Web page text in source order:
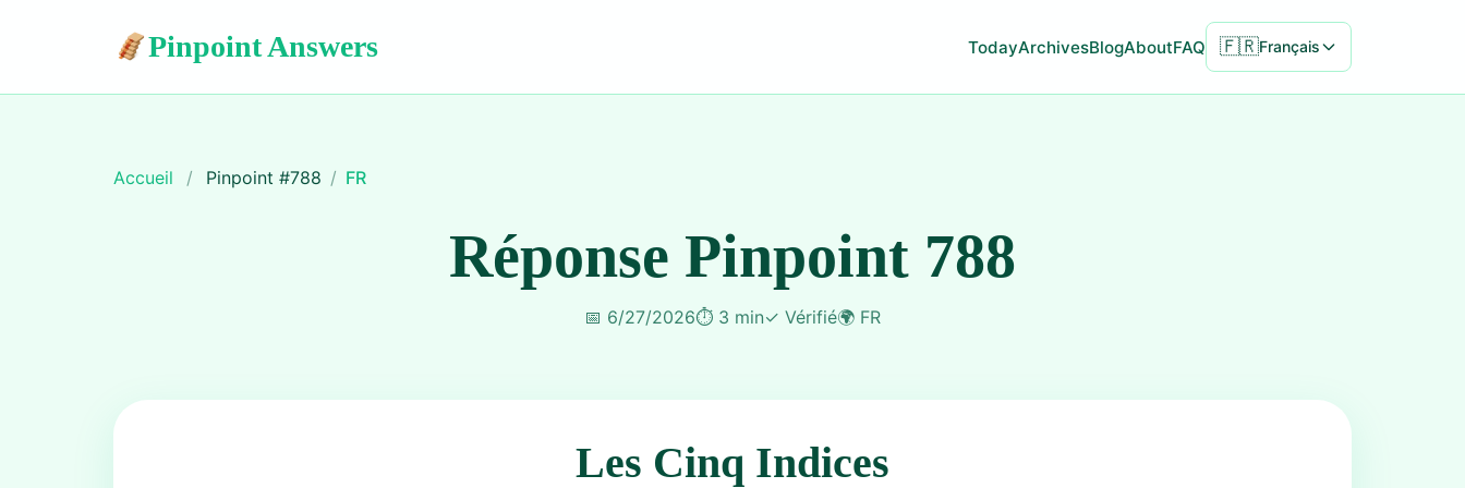
Pinpoint Answers TodayArchivesBlogAboutFAQ 🇫🇷Français
Accueil / Pinpoint #788 / FR
Réponse Pinpoint 788
📅 6/27/2026⏱️ 3 min✓ Vérifié🌍 FR
Les Cinq Indices